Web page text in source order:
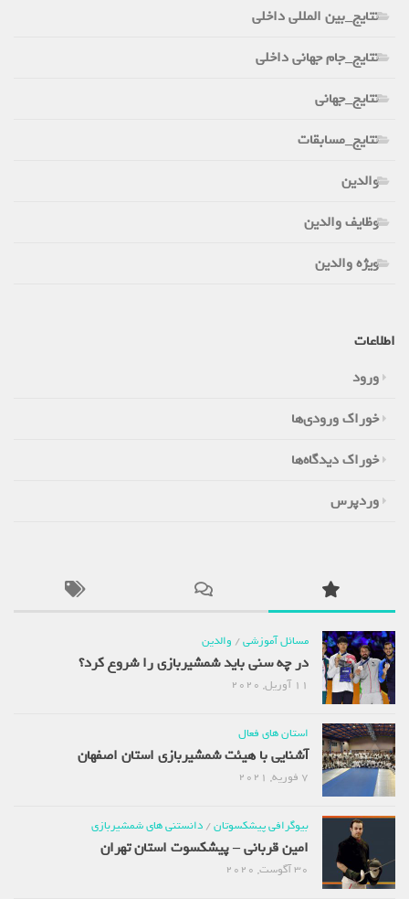
نتایج_بین المللی داخلی
نتایج_جام جهانی داخلی
نتایج_جهانی
نتایج_مسابقات
والدین
وظایف والدین
ویژه والدین
اطلاعات
ورود
خوراک ورودی‌ها
خوراک دیدگاه‌ها
وردپرس
مسائل آموزشی/والدین
در چه سنی باید شمشیربازی را شروع کرد؟
استان های فعال
آشنایی با هیئت شمشیربازی استان اصفهان
بیوگرافی پیشکسوتان/دانستنی های شمشیربازی
امین قربانی – پیشکسوت استان تهران